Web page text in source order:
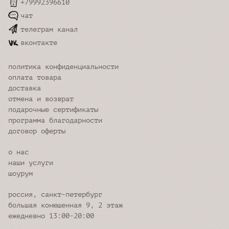
+79992396610
чат
телеграм канал
вконтакте
политика конфиденциальности
оплата товара
доставка
отмена и возврат
подарочные сертификаты
программа благодарности
договор оферты
о нас
наши услуги
шоурум
россия, санкт-петербург
большая конюшенная 9, 2 этаж
ежедневно 13:00-20:00